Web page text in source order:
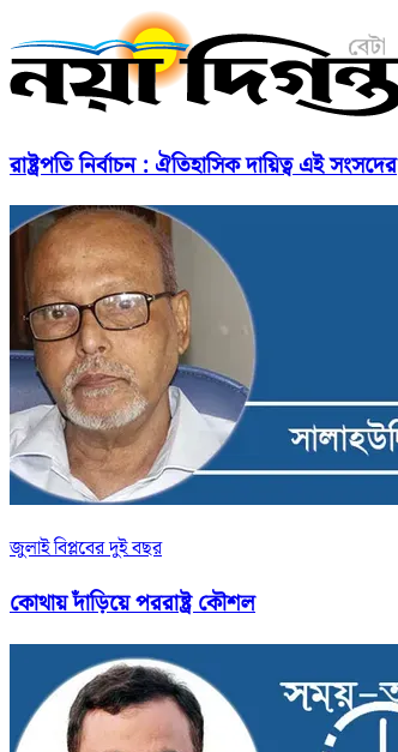
রাষ্ট্রপতি নির্বাচন : ঐতিহাসিক দায়িত্ব এই সংসদের
জুলাই বিপ্লবের দুই বছর
কোথায় দাঁড়িয়ে পররাষ্ট্র কৌশল